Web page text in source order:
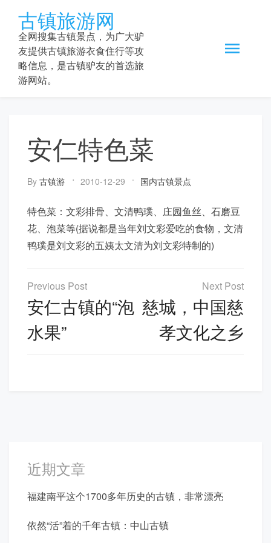
content
古镇旅游网
全网搜集古镇景点，为广大驴
友提供古镇旅游衣食住行等攻
略信息，是古镇驴友的首选旅
游网站。
安仁特色菜
By 古镇游 2010-12-29 国内古镇景点
特色菜：文彩排骨、文清鸭璞、庄园鱼丝、石磨豆
花、泡菜等(据说都是当年刘文彩爱吃的食物，文清
鸭璞是刘文彩的五姨太文清为刘文彩特制的)
文
章
导
航
安仁古镇的“泡
水果”
慈城，中国慈
孝文化之乡
近期文章
福建南平这个1700多年历史的古镇，非常漂亮
依然“活”着的千年古镇：中山古镇